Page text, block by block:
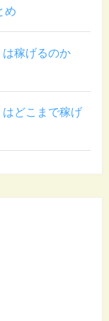
め
は稼げるのか
はどこまで稼げ